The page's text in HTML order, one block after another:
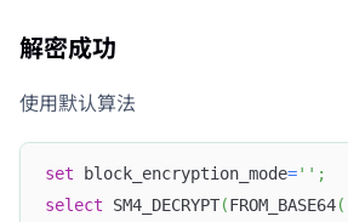
解密成功
使用默认算法
set block_encryption_mode='' ;
select SM4_DECRYPT(FROM_BASE64(